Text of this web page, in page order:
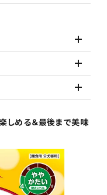
しめる＆最後まで美味